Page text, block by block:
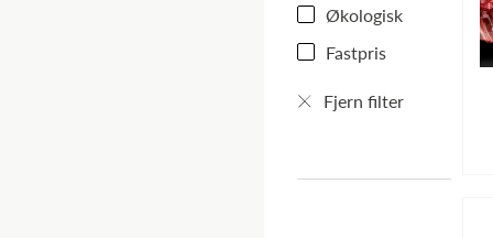
Økologisk
Fastpris
Fjern filter